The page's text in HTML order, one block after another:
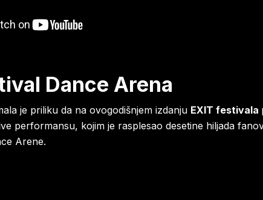
Dance Arena
je priliku da na ovogodišnjem izdanju EXIT festivala
performansu, kojim je rasplesao desetine hiljada
Arene.